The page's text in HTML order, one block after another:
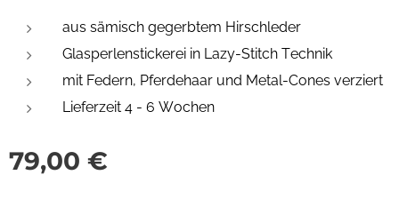
aus sämisch gegerbtem Hirschleder
Glasperlenstickerei in Lazy-Stitch Technik
mit Federn, Pferdehaar und Metal-Cones verziert
Lieferzeit 4 - 6 Wochen
79,00 €